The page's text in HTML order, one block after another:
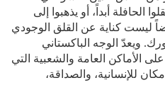
الحافلة أبداً، أو يذهبوا إلى
ليست كناية عن القلق الوجودي
ويعدّ الوجه الباكستاني
الأماكن العامة والشعبية التي
للإنسانية، والصداقة،